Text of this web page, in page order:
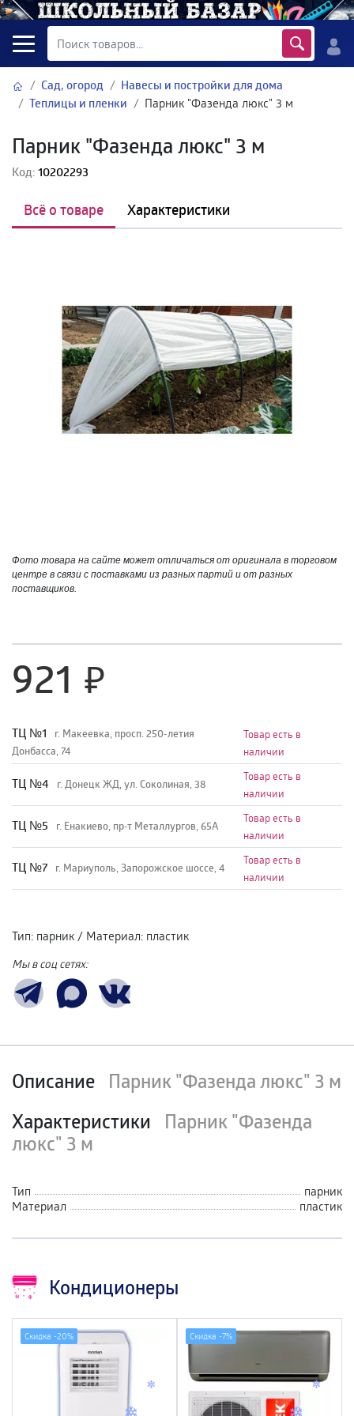
Сад, огород
Навесы и постройки для дома
Теплицы и пленки
Парник "Фазенда люкс" 3 м
Парник "Фазенда люкс" 3 м
Код:10202293
Всё о товаре Характеристики
Фото товара на сайте может отличаться от оригинала в торговом
центре в связи с поставками из разных партий и от разных
поставщиков.
921
TЦ №1
г. Макеевка, просп. 250-летия
Донбасса, 74
Товар есть в
наличии
TЦ №4 г. Донецк ЖД, ул. Соколиная, 38
Товар есть в
наличии
TЦ №5 г. Енакиево, пр-т Металлургов, 65А
Товар есть в
наличии
ТЦ №7 г. Мариуполь, Запорожское шоссе, 4
Товар есть в
наличии
Тип: парник / Материал: пластик
Мы в соц сетях:
Описание Парник "Фазенда люкс" 3 м
Характеристики
Парник "Фазенда
люкс" 3 м
Тип
парник
Материал
пластик
Кондиционеры
Скидка -20% Скидка -7%